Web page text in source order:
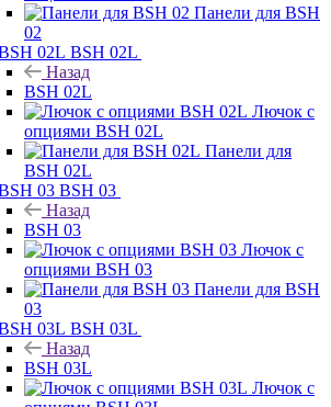
Панели для BSH
02
BSH 02L
Назад
BSH 02L
Лючок с
опциями BSH 02L
Панели для
BSH 02L
BSH 03
Назад
BSH 03
Лючок с
опциями BSH 03
Панели для BSH
03
BSH 03L
Назад
BSH 03L
Лючок с